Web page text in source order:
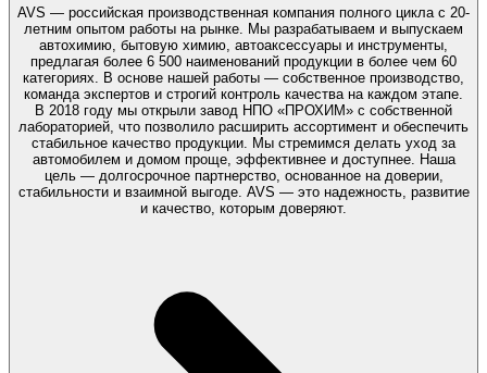
AVS — российская производственная компания полного цикла с 20-
летним опытом работы на рынке. Мы разрабатываем и выпускаем
автохимию, бытовую химию, автоаксессуары и инструменты,
предлагая более 6 500 наименований продукции в более чем 60
категориях. В основе нашей работы — собственное производство,
команда экспертов и строгий контроль качества на каждом этапе.
В 2018 году мы открыли завод НПО «ПРОХИМ» с собственной
лабораторией, что позволило расширить ассортимент и обеспечить
стабильное качество продукции. Мы стремимся делать уход за
автомобилем и домом проще, эффективнее и доступнее. Наша
цель — долгосрочное партнерство, основанное на доверии,
стабильности и взаимной выгоде. AVS — это надежность, развитие
и качество, которым доверяют.